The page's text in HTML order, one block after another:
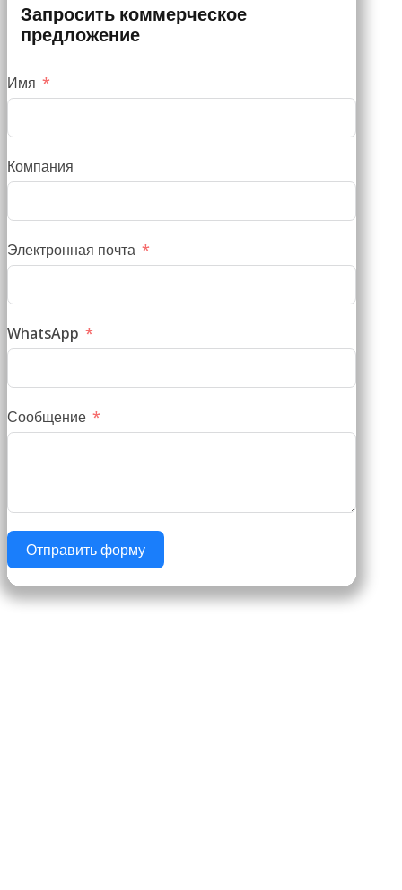
Запросить коммерческое
предложение
Имя
Компания
Электронная почта
WhatsApp
Сообщение
Отправить форму